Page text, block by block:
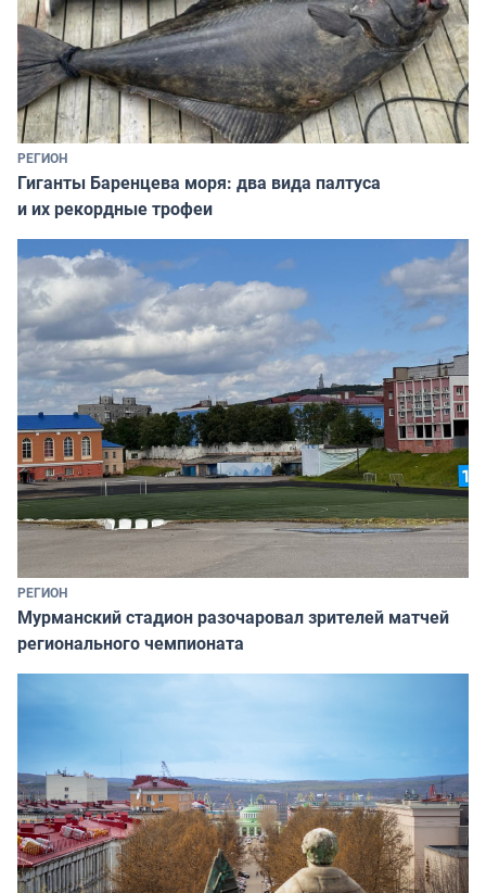
РЕГИОН
Гиганты Баренцева моря: два вида палтуса
и их рекордные трофеи
РЕГИОН
Мурманский стадион разочаровал зрителей матчей
регионального чемпионата